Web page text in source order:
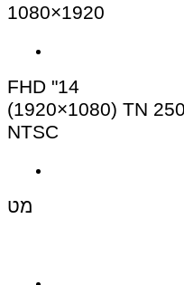
1920×1080
14"
FHD
(1920×1080) TN
NTSC
מט